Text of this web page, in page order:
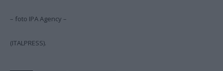
– foto IPA Agency –
(ITALPRESS).